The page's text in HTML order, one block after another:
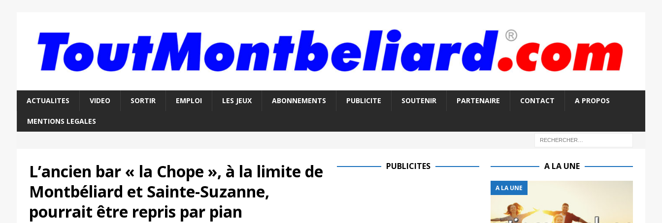
ACTUALITES VIDEO SORTIR EMPLOI LES JEUX ABONNEMENTS PUBLICITE SOUTENIR PARTENAIRE CONTACT A PROPOS
MENTIONS LEGALES
L’ancien bar « la Chope », à la limite de
Montbéliard et Sainte-Suzanne,
pourrait être repris par pian
PUBLICITES A LA UNE
A LA UNE